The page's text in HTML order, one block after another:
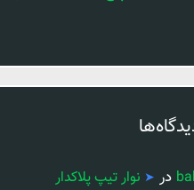
در
نوار تیپ پلاکدار